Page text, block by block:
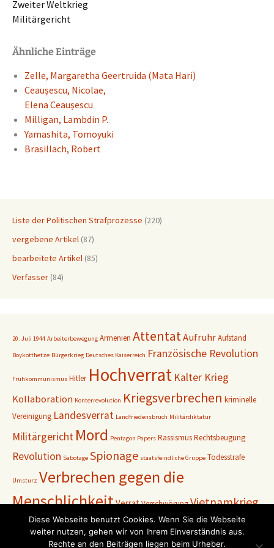
Zweiter Weltkrieg
Militärgericht
Ähnliche Einträge
Zelle, Marga­re­tha Geertrui­da (Mata Hari)
Ceaușes­cu, Nicolae,
Elena Ceaușes­cu
Milligan, Lambdin P.
Yamas­hi­ta, Tomoyuki
Brasil­lach, Robert
Liste der Politischen Strafprozesse (220)
vergebene Artikel (87)
bearbeitete Artikel (85)
Verfasser (84)
20. Juli 1944 Arbeiterbewegung Armenien AttentatAufruhrAufstand
Boykotthetze Bürgerkrieg Deutsches Kaiserreich Französische Revolution
Frühkommunismus Hitler Hochverrat Kalter Krieg
Kollaboration Konterrevolution Kriegsverbrechen kriminelle
Vereinigung Landesverrat Landfriedensbruch Militärdiktatur
Militärgericht Mord Pentagon Papers RassismusRechtsbeugung
Revolution Sabotage Spionage staatsfeindliche Gruppe Todesstrafe
Umsturz Verbrechen gegen die
MenschlichkeitVerratVerschwörungVietnamkrieg
Volksgerichtshof Vormärz Weimarer RepublikZweiter
Weltkrieg
Diese Webseite benutzt Cookies. Wenn Sie die Webseite
weiter nutzen, gehen wir von Ihrem Einverständnis aus.
Rechte an den Beiträgen liegen beim Urheber.